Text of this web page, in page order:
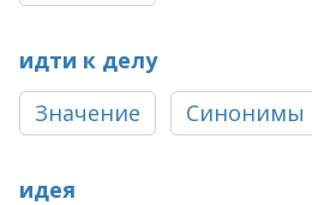
идти к делу
Значение
Синонимы
идея